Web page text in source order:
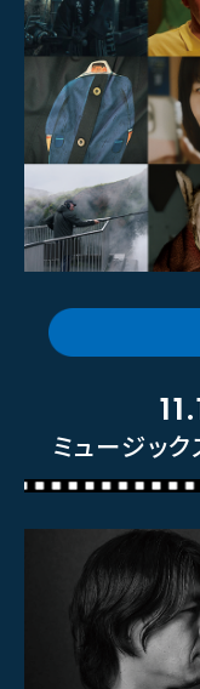
ミュージッ